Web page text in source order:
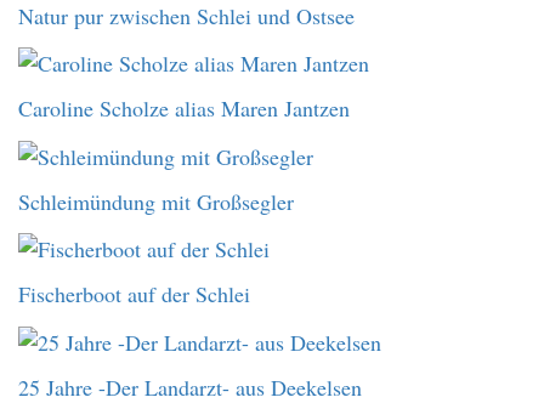
Natur pur zwischen Schlei und Ostsee
Caroline Scholze alias Maren Jantzen
Schleimündung mit Großsegler
Fischerboot auf der Schlei
25 Jahre -Der Landarzt- aus Deekelsen